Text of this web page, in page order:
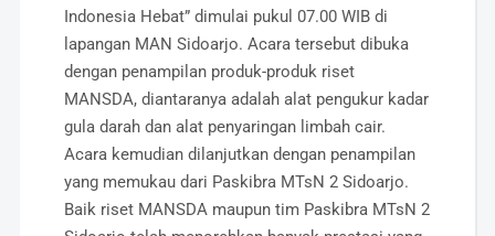
Indonesia Hebat” dimulai pukul 07.00 WIB di
lapangan MAN Sidoarjo. Acara tersebut dibuka
dengan penampilan produk-produk riset
MANSDA, diantaranya adalah alat pengukur kadar
gula darah dan alat penyaringan limbah cair.
Acara kemudian dilanjutkan dengan penampilan
yang memukau dari Paskibra MTsN 2 Sidoarjo.
Baik riset MANSDA maupun tim Paskibra MTsN 2